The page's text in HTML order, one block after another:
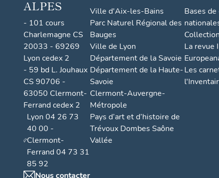
ALPES
- 101 cours
Charlemagne CS
20033 - 69269
Lyon cedex 2
- 59 bd L. Jouhaux
CS 90706 -
63050 Clermont-
Ferrand cedex 2
Lyon 04 26 73
40 00 -
Clermont-
Ferrand 04 73 31
85 92
Nous contacter
Ville d'Aix-les-Bains
Parc Naturel Régional des
Bauges
Ville de Lyon
Département de la Savoie
Département de la Haute-
Savoie
Clermont-Auvergne-
Métropole
Pays d’art et d’histoire de
Trévoux Dombes Saône
Vallée
Bases
La revue
Les